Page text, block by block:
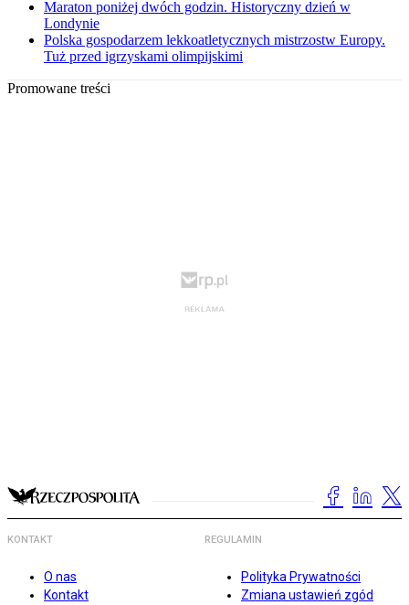
Maraton poniżej dwóch godzin. Historyczny dzień w
Londynie
Polska gospodarzem lekkoatletycznych mistrzostw Europy.
Tuż przed igrzyskami olimpijskimi
Promowane treści
KONTAKT
O nas
Kontakt
REGULAMIN
Polityka Prywatności
Zmiana ustawień zgód